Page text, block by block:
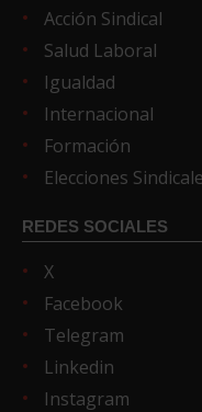
Acción Sindical
Salud Laboral
Igualdad
Internacional
Formación
Elecciones
REDES SOCIALES
X
Facebook
Telegram
Linkedin
Instagram